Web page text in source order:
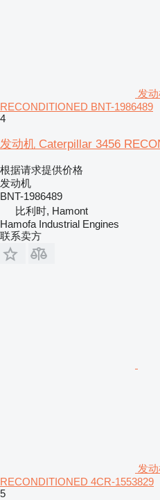
发
RECONDITIONED BNT-1986489
4
发动机 Caterpillar 3456
根据请求提供价格
发动机
BNT-1986489
比利时, Hamont
Hamofa Industrial Engines
联系卖方
发
RECONDITIONED 4CR-1553829
5